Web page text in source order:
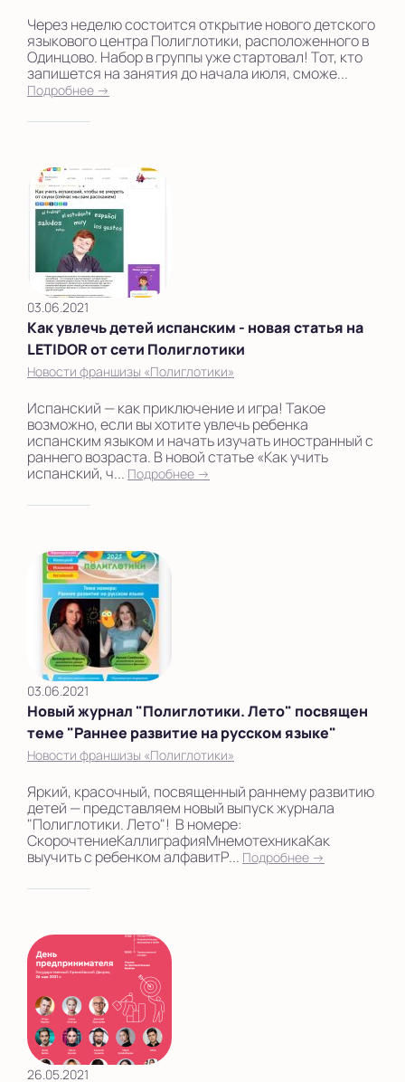
Через неделю состоится открытие нового детского
языкового центра Полиглотики, расположенного в
Одинцово. Набор в группы уже стартовал! Тот, кто
запишется на занятия до начала июля, сможе...
Подробнее →
03.06.2021
Как увлечь детей испанским - новая статья на
LETIDOR от сети Полиглотики
Новости франшизы «Полиглотики»
Испанский — как приключение и игра! Такое
возможно, если вы хотите увлечь ребенка
испанским языком и начать изучать иностранный с
раннего возраста. В новой статье «Как учить
испанский, ч... Подробнее →
03.06.2021
Новый журнал "Полиглотики. Лето" посвящен
теме "Раннее развитие на русском языке"
Новости франшизы «Полиглотики»
Яркий, красочный, посвященный раннему развитию
детей — представляем новый выпуск журнала
"Полиглотики. Лето"! В номере:
СкорочтениеКаллиграфияМнемотехникаКак
выучить с ребенком алфавитР... Подробнее →
26.05.2021